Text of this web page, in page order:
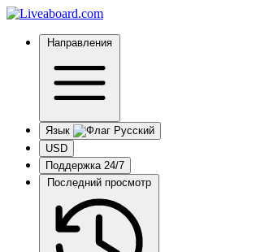
Направления
Язык
USD
Поддержка 24/7
Последний просмотр